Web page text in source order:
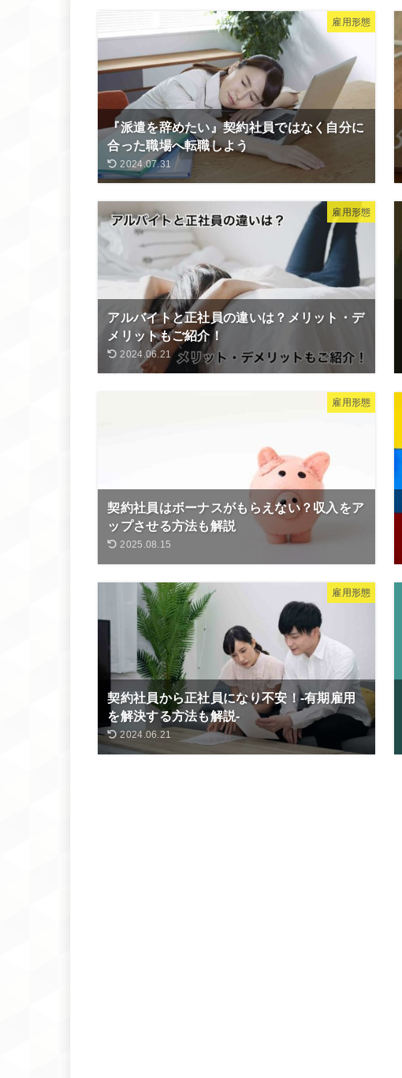
雇用形態
『派遣を辞めたい』契約社員ではなく自分に
合った職場へ転職しよう
2024.07.31
雇用形態
アルバイトと正社員の違いは？メリット・デ
メリットもご紹介！
2024.06.21
雇用形態
契約社員はボーナスがもらえない？収入をア
ップさせる方法も解説
2025.08.15
雇用形態
契約社員から正社員になり不安！-有期雇用
を解決する方法も解説-
2024.06.21